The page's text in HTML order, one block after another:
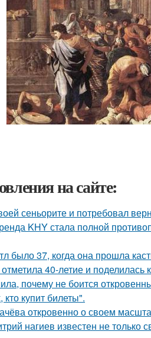
на сайте:
сеньорите и потребовал
KHY стала полной
было 37, когда она прошла
40-летие и поделилась
почему не боится
купит билеты".
откровенно о своем
нагиев известен не